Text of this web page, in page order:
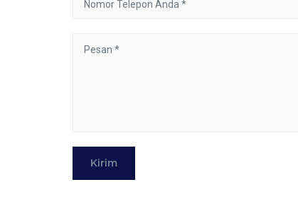
Kirim